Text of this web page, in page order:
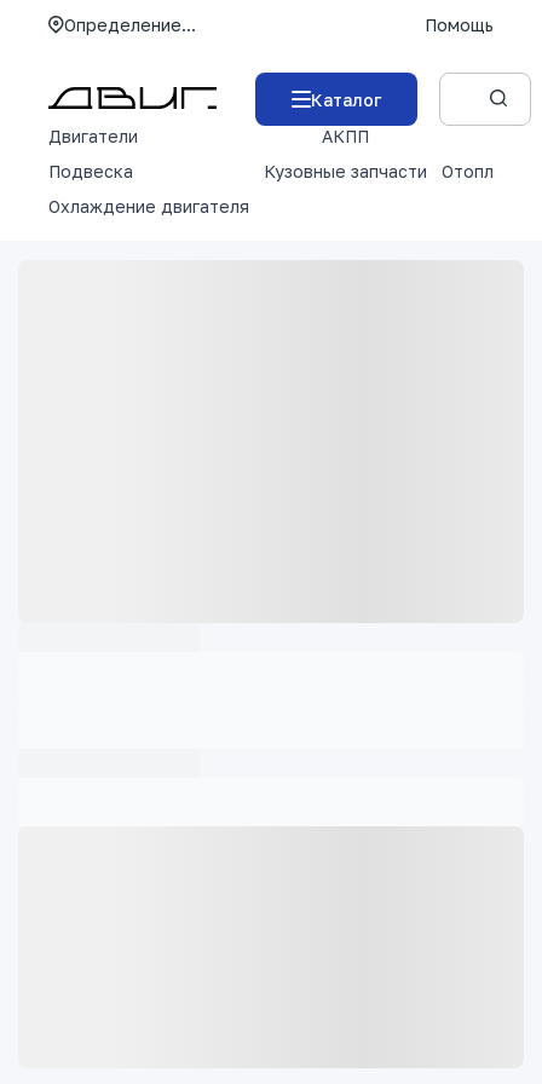
Определение... Помощь
Каталог
Двигатели
АКПП
Подвеска
Кузовные запчасти
Отопление
Охлаждение двигателя